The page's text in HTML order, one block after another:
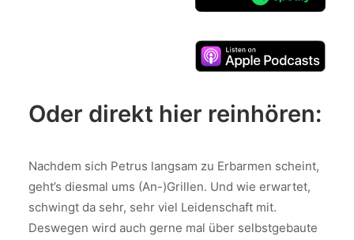
Oder direkt hier reinhören:
Nachdem sich Petrus langsam zu Erbarmen scheint,
geht’s diesmal ums (An-)Grillen. Und wie erwartet,
schwingt da sehr, sehr viel Leidenschaft mit.
Deswegen wird auch gerne mal über selbstgebaute